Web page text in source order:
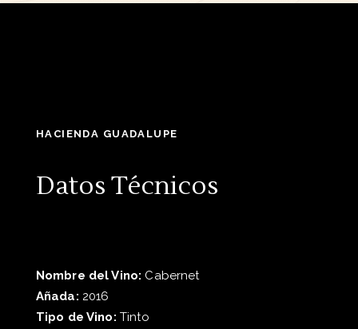
HACIENDA GUADALUPE
Datos Técnicos
Nombre del Vino: Cabernet
Añada: 2016
Tipo de Vino: Tinto